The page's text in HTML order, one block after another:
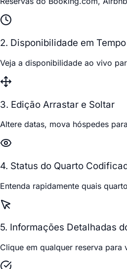
2. Disponibilidade em Tempo
Veja a disponibilidade ao vivo
3. Edição Arrastar e Soltar
Altere datas, mova hóspedes
4. Status do Quarto
Entenda rapidamente quais
5. Informações Detalhadas
Clique em qualquer reserva